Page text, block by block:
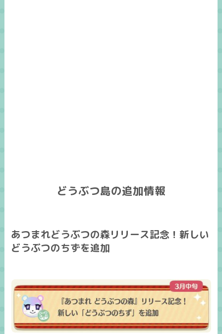
どうぶつ島の追加情報
あつまれどうぶつの森リリース記念！新しい
どうぶつのちずを追加